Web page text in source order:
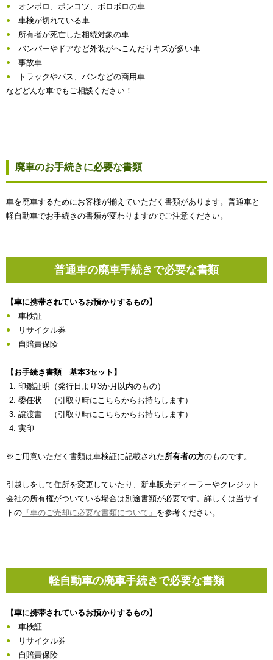
オンボロ、ポンコツ、ボロボロの車
車検が切れている車
所有者が死亡した相続対象の車
バンパーやドアなど外装がへこんだりキズが多い車
事故車
トラックやバス、バンなどの商用車
などどんな車でもご相談ください！
廃車のお手続きに必要な書類
車を廃車するためにお客様が揃えていただく書類があります。普通車と
軽自動車でお手続きの書類が変わりますのでご注意ください。
普通車の廃車手続きで必要な書類
【車に携帯されているお預かりするもの】
車検証
リサイクル券
自賠責保険
【お手続き書類 基本3セット】
印鑑証明（発行日より3か月以内のもの）
委任状 （引取り時にこちらからお持ちします）
譲渡書 （引取り時にこちらからお持ちします）
実印
※ご用意いただく書類は車検証に記載された所有者の方のものです。
引越しをして住所を変更していたり、新車販売ディーラーやクレジット
会社の所有権がついている場合は別途書類が必要です。詳しくは当サイ
トの 『車のご売却に必要な書類について』 を参考ください。
軽自動車の廃車手続きで必要な書類
【車に携帯されているお預かりするもの】
車検証
リサイクル券
自賠責保険